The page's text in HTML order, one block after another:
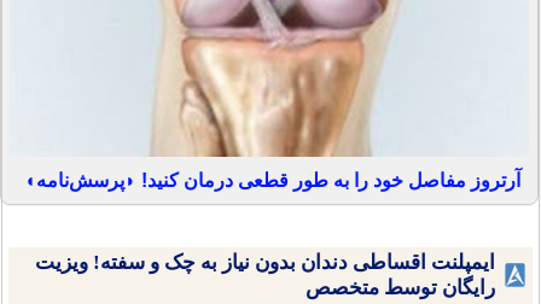
آرتروز مفاصل خود را به طور قطعی درمان کنید! ◗پرسش‌نامه◖
ایمپلنت اقساطی دندان بدون نیاز به چک و سفته! ویزیت
رایگان توسط متخصص